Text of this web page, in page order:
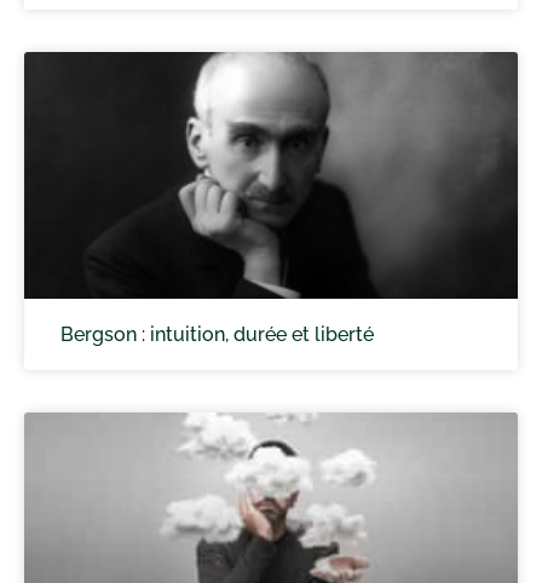
Bergson : intuition, durée et liberté